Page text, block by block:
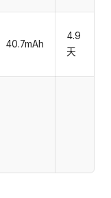
40.7mAh
4.9
天